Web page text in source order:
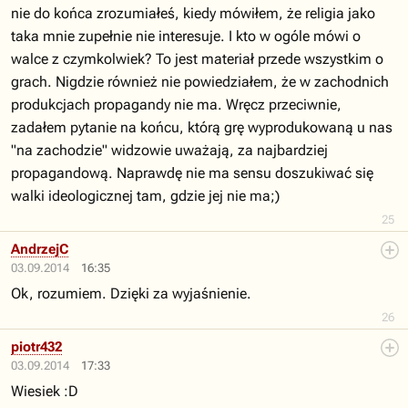
25
nie do końca zrozumiałeś, kiedy mówiłem, że religia jako
taka mnie zupełnie nie interesuje. I kto w ogóle mówi o
walce z czymkolwiek? To jest materiał przede wszystkim o
grach. Nigdzie również nie powiedziałem, że w zachodnich
produkcjach propagandy nie ma. Wręcz przeciwnie,
zadałem pytanie na końcu, którą grę wyprodukowaną u nas
"na zachodzie" widzowie uważają, za najbardziej
propagandową. Naprawdę nie ma sensu doszukiwać się
walki ideologicznej tam, gdzie jej nie ma;)
03.09.2014 16:35
26
AndrzejC
Ok, rozumiem. Dzięki za wyjaśnienie.
03.09.2014 17:33
piotr432
Wiesiek :D